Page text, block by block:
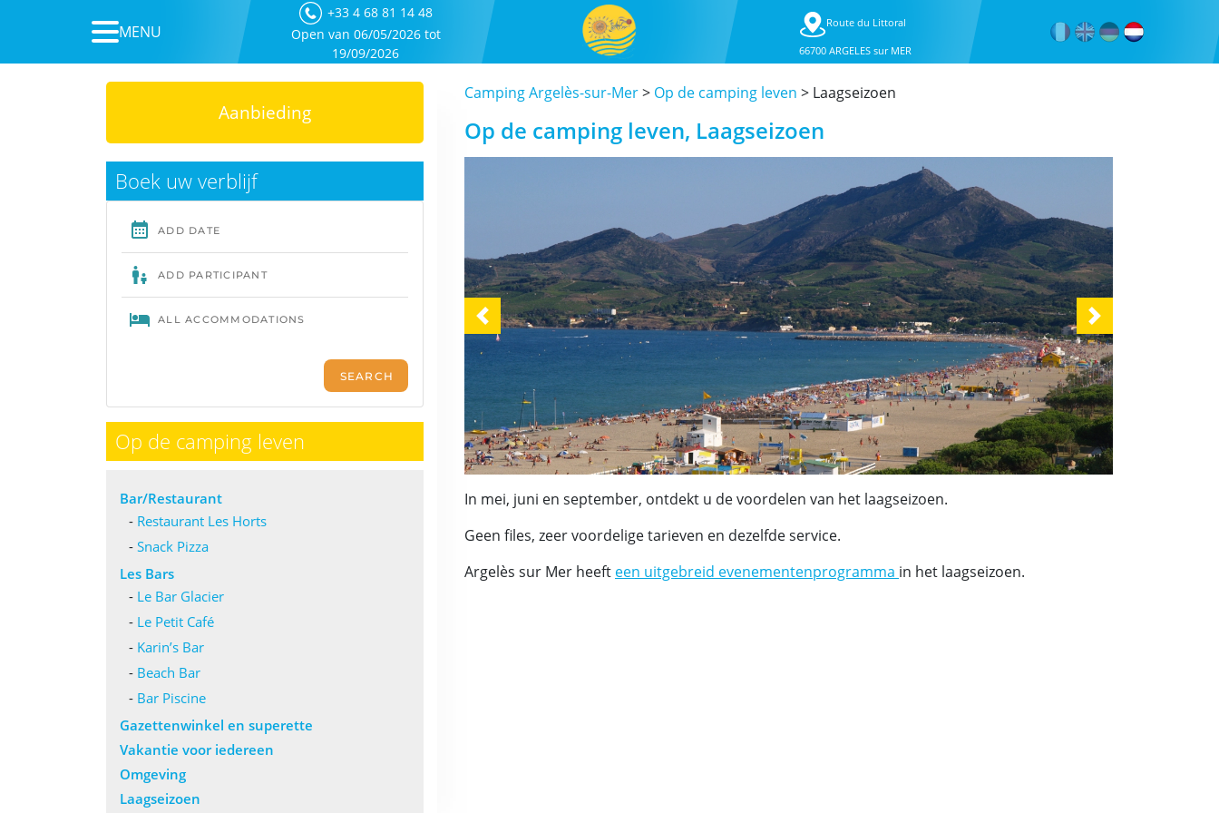
MENU
+33 4 68 81 14 48
Open van 06/05/2026 tot
19/09/2026
Route du Littoral
66700 ARGELES sur MER
Camping Argelès-sur-Mer> Op de camping leven > Laagseizoen
Op de camping leven, Laagseizoen
Previous Next
In mei, juni en september, ontdekt u de voordelen van het laagseizoen.
Geen files, zeer voordelige tarieven en dezelfde service.
Argelès sur Mer heeft een uitgebreid evenementenprogramma in het laagseizoen.
Aanbieding
Boek uw verblijf
Op de camping leven
Bar/Restaurant
- Restaurant Les Horts
- Snack Pizza
Les Bars
- Le Bar Glacier
- Le Petit Café
- Karin’s Bar
- Beach Bar
- Bar Piscine
Gazettenwinkel en superette
Vakantie voor iedereen
Omgeving
Laagseizoen